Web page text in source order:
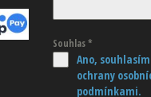
Souhlas*
Ano,
ochrany
podmínkami.